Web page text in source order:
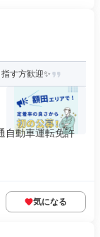
す方歓迎✨
動車運転免許
気になる